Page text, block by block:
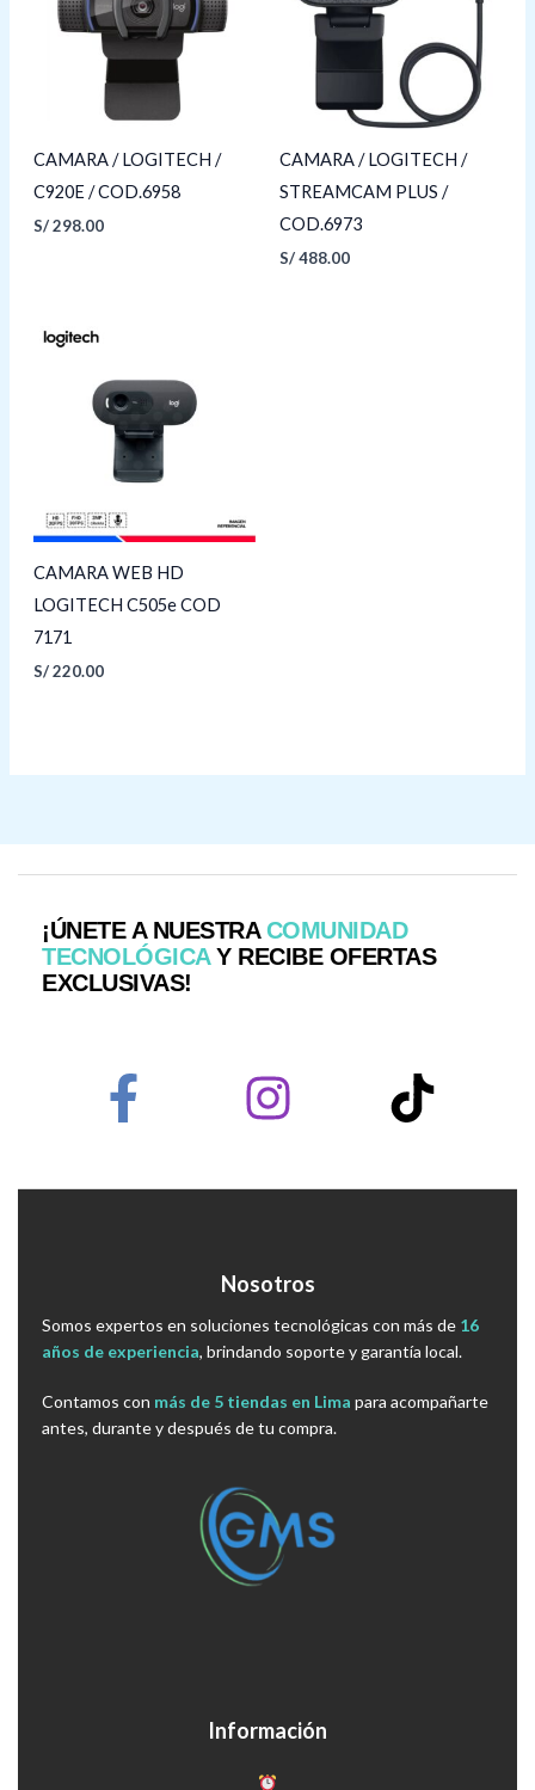
CAMARA / LOGITECH /
C920E / COD.6958
S/298.00
CAMARA / LOGITECH /
STREAMCAM PLUS /
COD.6973
S/488.00
CAMARA WEB HD
LOGITECH C505e COD
7171
S/220.00
¡ÚNETE A NUESTRACOMUNIDAD
TECNOLÓGICAY RECIBE OFERTAS
EXCLUSIVAS!
Nosotros
Somos expertos en soluciones tecnológicas con más de 16
años de experiencia, brindando soporte y garantía local.
Contamos con más de 5 tiendas en Lima para acompañarte
antes, durante y después de tu compra.
Información